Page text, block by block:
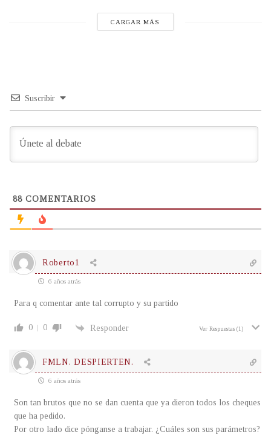
CARGAR MÁS
Suscribir
88 COMENTARIOS
Roberto1
6 años atrás
Para q comentar ante tal corrupto y su partido
0 0 Responder Ver Respuestas (1)
FMLN. DESPIERTEN.
6 años atrás
Son tan brutos que no se dan cuenta que ya dieron todos los cheques
que ha pedido.
Por otro lado dice pónganse a trabajar. ¿Cuáles son sus parámetros?